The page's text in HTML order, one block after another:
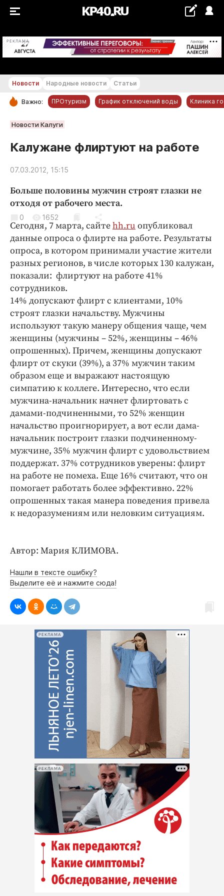
РЕКЛАМА +16...+17 °С
РУБРИКИ
Новости компаний
Статьи
Авто и транспорт
Благоустройство
Криминал
Культура
Недвижимость и ЖКХ
Образование
Общество
Погода
Происшествия
Спорт
Экономика и бизнес
ПРОЕКТЫ
Блоги
Издания
Медиаперсона
Интересное чтиво
Клиника года
Бренд года
Работодатель года
Новости Народные новости Статьи
Важно: ПРОтуризм График отключений воды Клиника
Новости Калуги
Калужане флиртуют на работе
07.03.2012, 15:15
Больше половины мужчин строят глазки не
отходя от рабочего места.
0 1652
Сегодня, 7 марта, сайтеhh.ru опубликовал
данные опроса о флирте на работе. Результаты
опроса, в котором принимали участие жители
разных регионов, в числе которых 130 калужан,
показали: флиртуют на работе 41%
сотрудников.
14% допускают флирт с клиентами, 10%
строят глазки начальству. Мужчины
используют такую манеру общения чаще, чем
женщины (мужчины – 52%, женщины – 46%
опрошенных). Причем, женщины допускают
флирт от скуки (39%), а 37% мужчин таким
образом еще и выражают настоящую
симпатию к коллеге. Интересно, что если
мужчина-начальник начнет флиртовать с
дамами-подчиненными, то 52% женщин
начальство проигнорирует, а вот если дама-
начальник построит глазки подчиненному-
мужчине, 35% мужчин флирт с удовольствием
поддержат. 37% сотрудников уверены: флирт
на работе не помеха. Еще 16% считают, что он
помогает работать более эффективно. 22%
опрошенных такая манера поведения привела
к недоразумениям или неловким ситуациям.
Автор: Мария КЛИМОВА.
Нашли в тексте ошибку?
Выделите её и нажмите сюда!
РЕКЛАМА
РЕКЛАМА